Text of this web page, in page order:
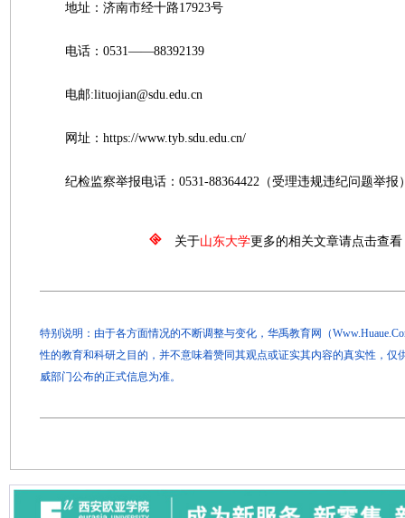
地址：济南市经十路17923号
电话：0531——88392139
电邮:lituojian@sdu.edu.cn
网址：https://www.tyb.sdu.edu.cn/
纪检监察举报电话：0531-88364422（受理违规违纪问题举报
关于山东大学更多的相关文章请点击查看
特别说明：由于各方面情况的不断调整与变化，华禹教育网（
性的教育和科研之目的，并不意味着赞同其观点或证实其内容的真实性，仅
威部门公布的正式信息为准。